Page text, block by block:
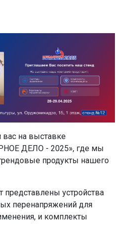
на выставке
ДЕЛО - 2025», где мы
продукты нашего
представлены устройства
перенапряжений для
и комплекты